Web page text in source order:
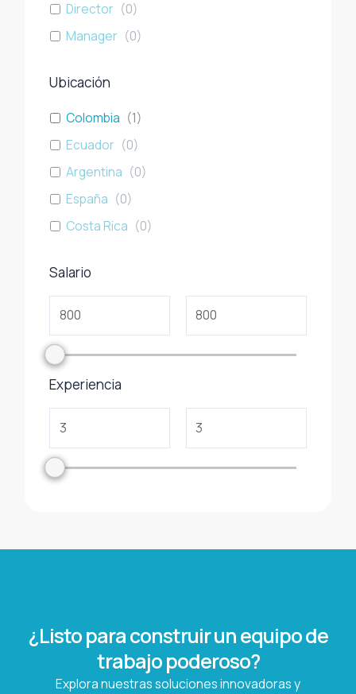
Director (0)
Manager (0)
Ubicación
Colombia (1)
Ecuador (0)
Argentina (0)
España (0)
Costa Rica (0)
Salario
Experiencia
¿Listo para construir un equipo de
trabajo poderoso?
Explora nuestras soluciones innovadoras y